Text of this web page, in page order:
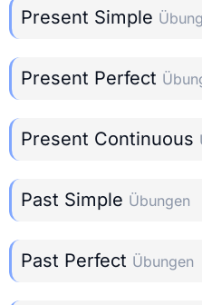
Present Simple
Present Perfect
Present Continuous
Past Simple Übungen
Past Perfect Übungen